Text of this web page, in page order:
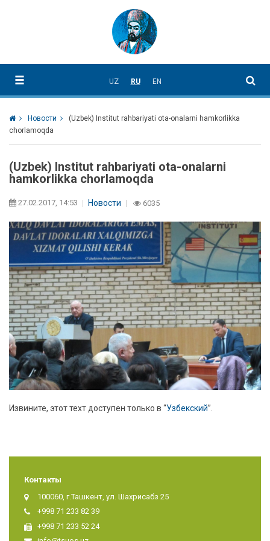
UZ RU EN
Новости
(Uzbek) Institut rahbariyati ota-onalarni hamkorlikka
chorlamoqda
(Uzbek) Institut rahbariyati ota-onalarni
hamkorlikka chorlamoqda
27.02.2017, 14:53 Новости 6035
Извините, этот техт доступен только в “Узбекский”.
Контакты
100060, г.Ташкент, ул. Шахрисабз 25
+998 71 233 82 39
+998 71 233 52 24